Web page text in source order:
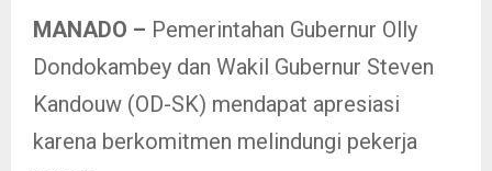
MANADO – Pemerintahan Gubernur Olly
Dondokambey dan Wakil Gubernur Steven
Kandouw (OD-SK) mendapat apresiasi
karena berkomitmen melindungi pekerja